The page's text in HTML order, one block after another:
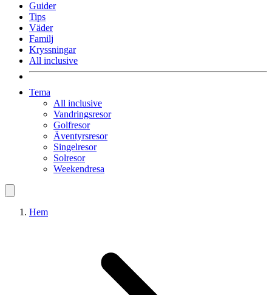
Guider
Tips
Väder
Familj
Kryssningar
All inclusive
Tema
All inclusive
Vandringsresor
Golfresor
Äventyrsresor
Singelresor
Solresor
Weekendresa
Hem